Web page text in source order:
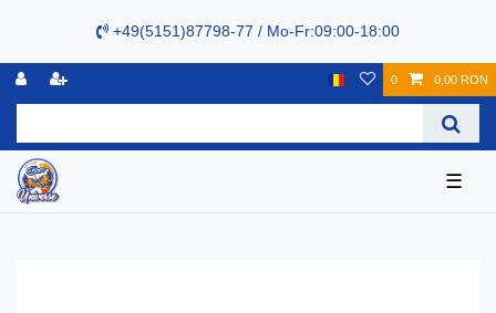
+49(5151)87798-77 / Mo-Fr:09:00-18:00
0 0,00 RON
☰